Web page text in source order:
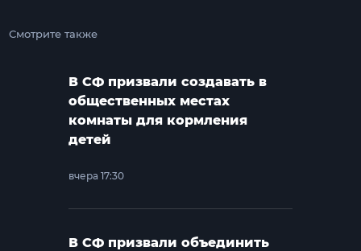
Смотрите также
В СФ призвали создавать в
общественных местах
комнаты для кормления
детей
вчера 17:30
В СФ призвали объединить